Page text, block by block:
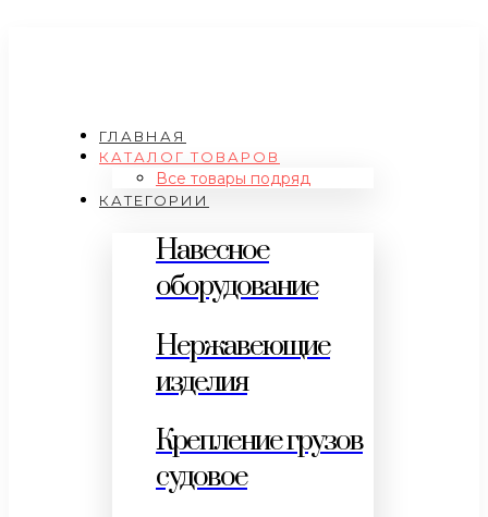
ГЛАВНАЯ
КАТАЛОГ ТОВАРОВ
Все товары подряд
КАТЕГОРИИ
Навесное
оборудование
Нержавеющие
изделия
Крепление грузов
судовое